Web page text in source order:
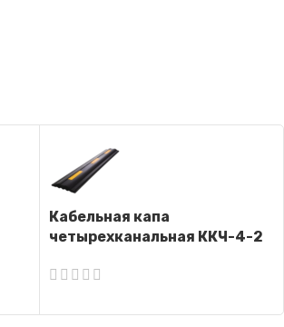
Кабельная капа
четырехканальная ККЧ-4-2